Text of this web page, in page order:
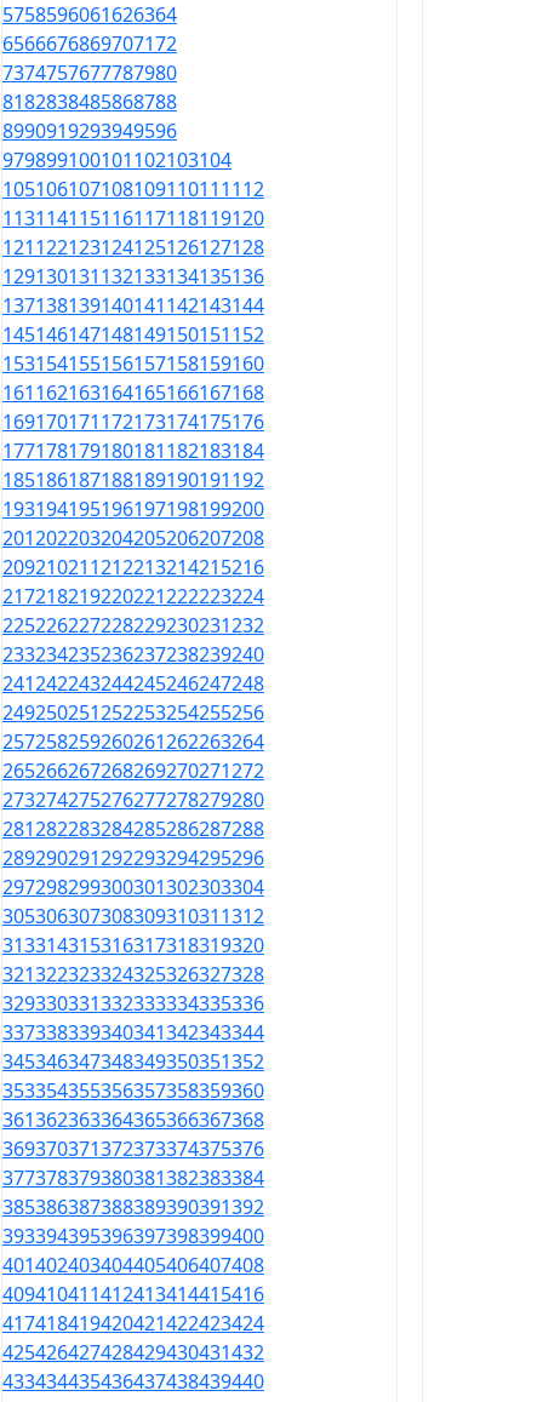
5758596061626364
6566676869707172
7374757677787980
8182838485868788
8990919293949596
979899100101102103104
105106107108109110111112
113114115116117118119120
121122123124125126127128
129130131132133134135136
137138139140141142143144
145146147148149150151152
153154155156157158159160
161162163164165166167168
169170171172173174175176
177178179180181182183184
185186187188189190191192
193194195196197198199200
201202203204205206207208
209210211212213214215216
217218219220221222223224
225226227228229230231232
233234235236237238239240
241242243244245246247248
249250251252253254255256
257258259260261262263264
265266267268269270271272
273274275276277278279280
281282283284285286287288
289290291292293294295296
297298299300301302303304
305306307308309310311312
313314315316317318319320
321322323324325326327328
329330331332333334335336
337338339340341342343344
345346347348349350351352
353354355356357358359360
361362363364365366367368
369370371372373374375376
377378379380381382383384
385386387388389390391392
393394395396397398399400
401402403404405406407408
409410411412413414415416
417418419420421422423424
425426427428429430431432
433434435436437438439440